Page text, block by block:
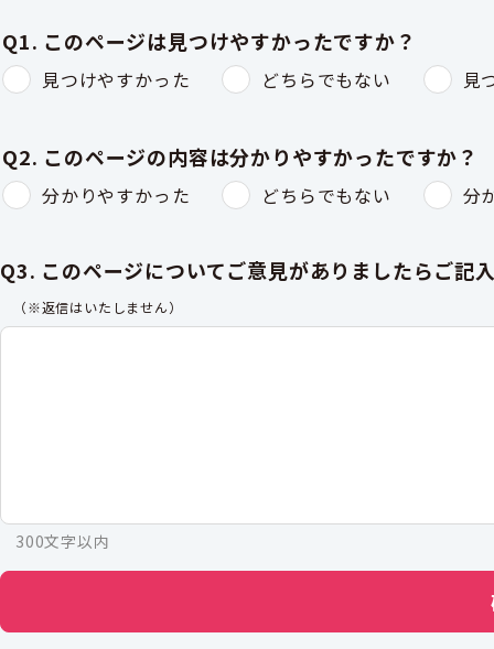
Q1. このページは見つけやすかったですか？
見つけやすかった どちらでもない 見
Q2. このページの内容は分かりやすかったですか？
分かりやすかった どちらでもない 分
Q3. このページについてご意見がありましたらご記
（※返信はいたしません）
300文字以内